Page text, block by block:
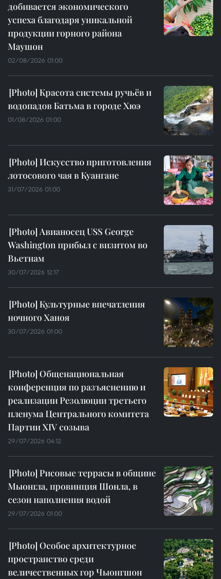
добивается экономического
успеха благодаря уникальной
продукции горного района
Маушон
02/08/2026 01:00
Красота системы ручьёв и
водопадов Батьма в городе Хюэ
01/08/2026 01:00
Искусство приготовления
лотосового чая в Куангане
31/07/2026 01:00
Авианосец USS George
Washington прибыл с визитом во
Вьетнам
30/07/2026 12:17
Культурные впечатления
ночного Ханоя
30/07/2026 01:00
Общенациональная
конференция по разъяснению и
реализации Резолюции третьего
пленума Центрального комитета
Партии XIV созыва
29/07/2026 04:12
Рисовые террасы в общине
Мыонгла, провинция Шонла, в
сезон наполнения водой
29/07/2026 01:00
Особое архитектурное
пространство среди
величественных гор Чыонгшон